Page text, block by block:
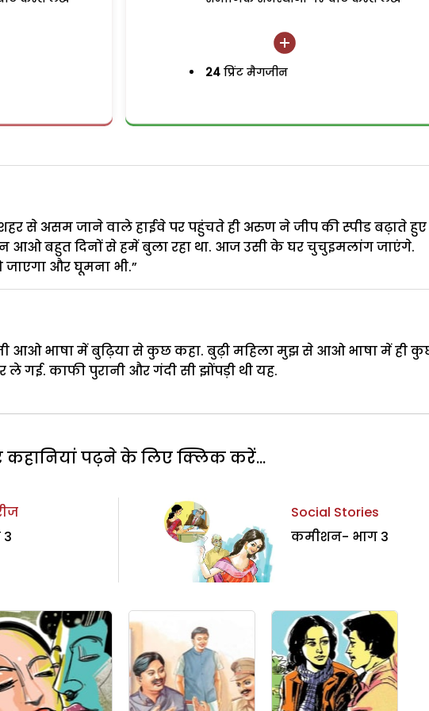
24 प्रिंट मैगजीन
से असम जाने वाले हाईवे पर पहुंचते ही अरुण ने जीप की स्पीड बढ़ाते हुए
आओ बहुत दिनों से हमें बुला रहा था. आज उसी के घर चुचुइमलांग जाएंगे.
जाएगा और घूमना भी.”
आओ भाषा में बुढ़िया से कुछ कहा. बुढ़ी महिला मुझ से आओ भाषा में ही
गई. काफी पुरानी और गंदी सी झोंपड़ी थी यह.
पढ़ने के लिए क्लिक करें...
3
Social Stories
कमीशन- भाग 3